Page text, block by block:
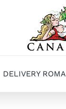
DELIVERY ROMA